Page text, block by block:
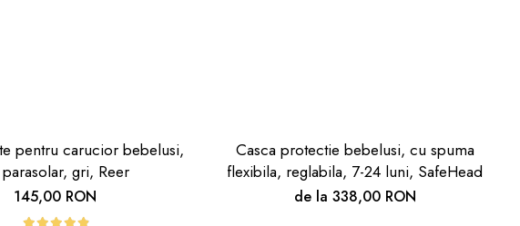
pentru carucior bebelusi,
gri, Reer
145,00 RON
Casca protectie bebelusi, cu spuma
flexibila, reglabila, 7-24 luni, SafeHead
de la 338,00 RON